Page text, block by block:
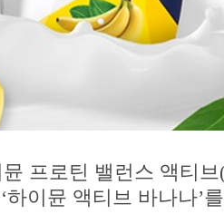
프로틴 밸런스 액티
하이뮨 액티브 바나나’